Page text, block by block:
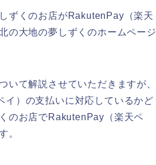
ずくのお店がRakutenPay（楽天
の大地の夢しずくのホームページ
いて解説させていただきますが、
）の支払いに対応しているかど
のお店でRakutenPay（楽天ペ
。